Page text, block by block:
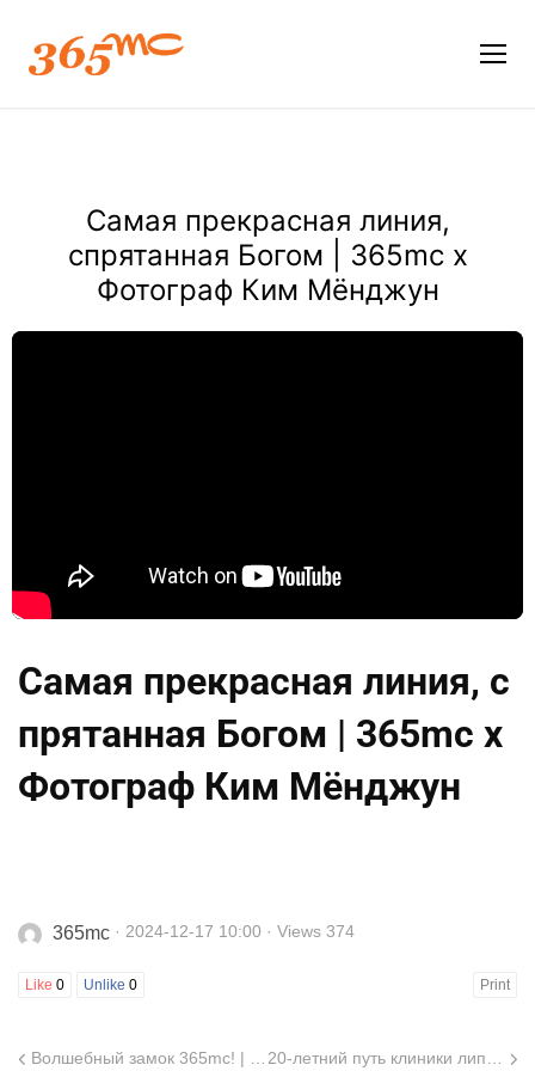
Самая прекрасная линия,
спрятанная Богом | 365mc x
Фотограф Ким Мёнджун
Самая прекрасная линия, с
прятанная Богом | 365mc x
Фотограф Ким Мёнджун
365mc · 2024-12-17 10:00 · Views 374
Like 0 Unlike 0 Print